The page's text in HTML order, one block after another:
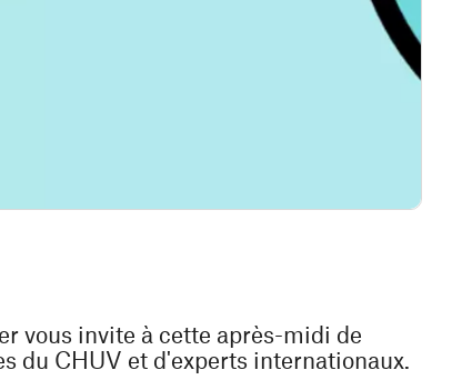
vous invite à cette après-midi de
du CHUV et d'experts internationaux.